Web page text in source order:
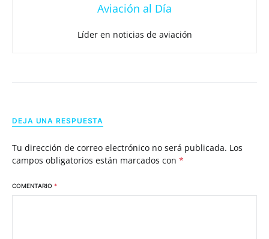
Aviación al Día
Líder en noticias de aviación
DEJA UNA RESPUESTA
Tu dirección de correo electrónico no será publicada. Los
campos obligatorios están marcados con *
COMENTARIO *